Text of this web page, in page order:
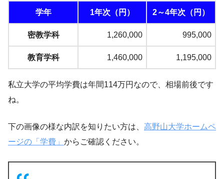
学年 1年次（円） 2～4年次（円）
密教学科 1,260,000 995,000
教育学科 1,460,000 1,195,000
私立大学の平均学費は年間114万円なので、相場前後です
ね。
下の画像の様な内訳を知りたい方は、 高野山大学ホームペ
ージの「学費」 からご確認ください。